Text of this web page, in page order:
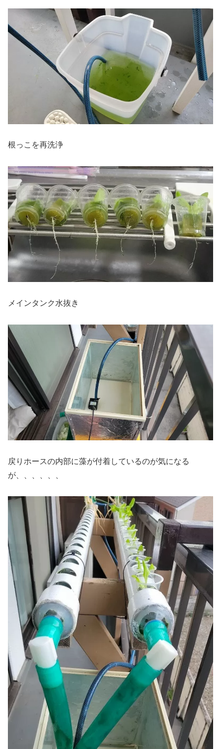
根っこを再洗浄
メインタンク水抜き
戻りホースの内部に藻が付着しているのが気になる
が、、、、、、